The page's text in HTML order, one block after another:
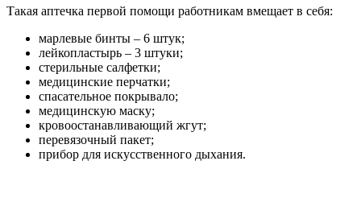
Такая аптечка первой помощи работникам вмещает в себя:
марлевые бинты – 6 штук;
лейкопластырь – 3 штуки;
стерильные салфетки;
медицинские перчатки;
спасательное покрывало;
медицинскую маску;
кровоостанавливающий жгут;
перевязочный пакет;
прибор для искусственного дыхания.